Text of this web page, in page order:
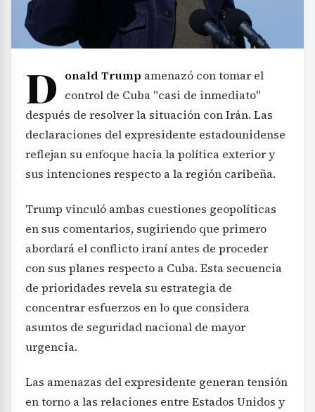
D onald Trump amenazó con tomar el
control de Cuba "casi de inmediato"
después de resolver la situación con Irán. Las
declaraciones del expresidente estadounidense
reflejan su enfoque hacia la política exterior y
sus intenciones respecto a la región caribeña.
Trump vinculó ambas cuestiones geopolíticas
en sus comentarios, sugiriendo que primero
abordará el conflicto iraní antes de proceder
con sus planes respecto a Cuba. Esta secuencia
de prioridades revela su estrategia de
concentrar esfuerzos en lo que considera
asuntos de seguridad nacional de mayor
urgencia.
Las amenazas del expresidente generan tensión
en torno a las relaciones entre Estados Unidos y